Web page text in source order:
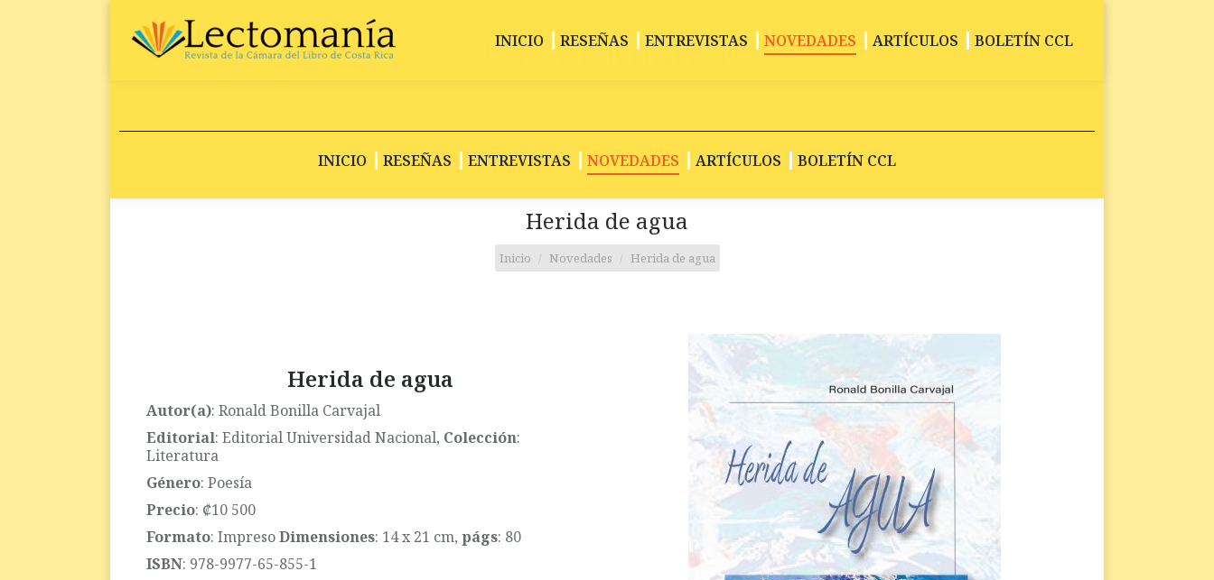
INICIO RESEÑAS ENTREVISTAS NOVEDADES ARTÍCULOS BOLETÍN CCL
Herida de agua
Estás aquí:
Inicio Novedades Herida de agua
Herida de agua
Autor(a): Ronald Bonilla Carvajal
Editorial: Editorial Universidad Nacional, Colección:
Literatura
Género: Poesía
Precio: ₡10 500
Formato: ImpresoDimensiones: 14 x 21 cm, págs: 80
ISBN: 978-9977-65-855-1
INICIO RESEÑAS ENTREVISTAS NOVEDADES ARTÍCULOS BOLETÍN CCL